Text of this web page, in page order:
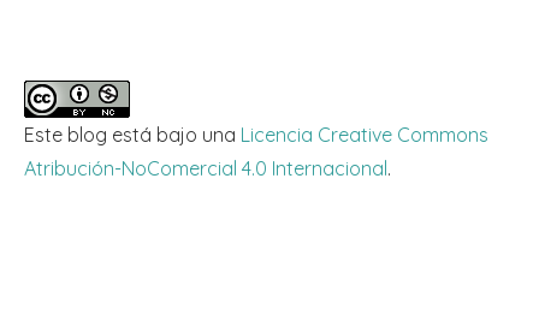
Este blog está bajo una Licencia Creative Commons
Atribución-NoComercial 4.0 Internacional.